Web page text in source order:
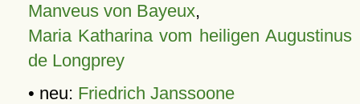
Manveus von Bayeux,
Maria Katharina vom heiligen Augustinus
de Longprey
• neu: Friedrich Janssoone